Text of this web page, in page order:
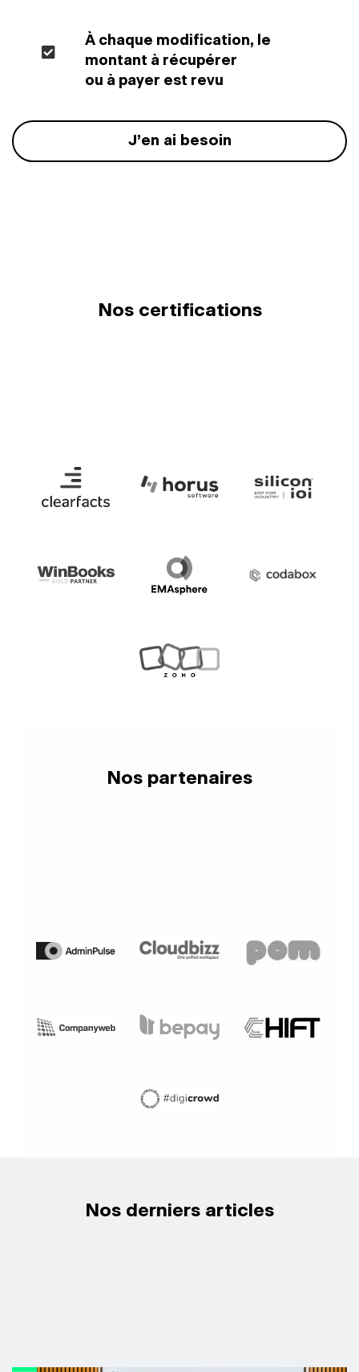
À chaque modification, le
montant à récupérer
ou à payer est revu
J’en ai besoin
Nos certifications
Nos partenaires
Nos derniers articles